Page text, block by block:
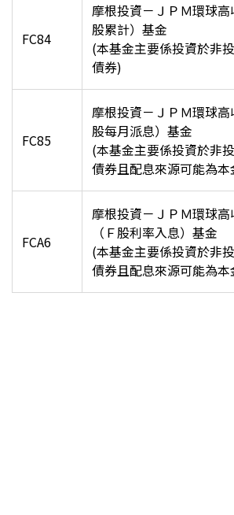
FC84
摩根投資－ＪＰＭ環球
股累計）基金
(本基金主要係投資於非
債券)
FC85
摩根投資－ＪＰＭ環球
股每月派息）基金
(本基金主要係投資於非
債券且配息來源可能為本
FCA6
摩根投資－ＪＰＭ環球
（Ｆ股利率入息）基金
(本基金主要係投資於非
債券且配息來源可能為本